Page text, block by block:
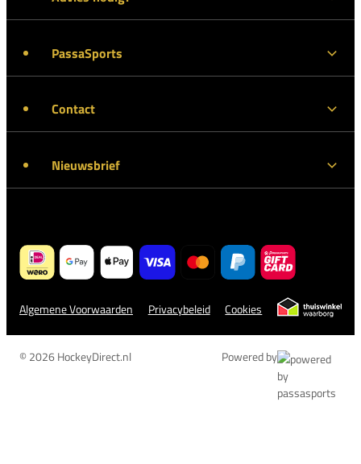
PassaSports
Contact
Nieuwsbrief
Algemene Voorwaarden Privacybeleid Cookies
© 2026 HockeyDirect.nl Powered by